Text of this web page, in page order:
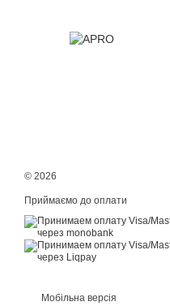
© 2026
Приймаємо до оплати
Мобільна версія